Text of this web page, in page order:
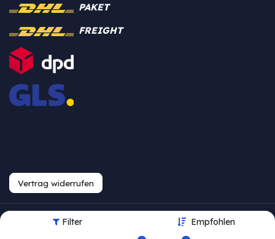
Filter Empfohlen
PAKET
FREIGHT
Vertrag widerrufen
Urheberrecht © Westfalia